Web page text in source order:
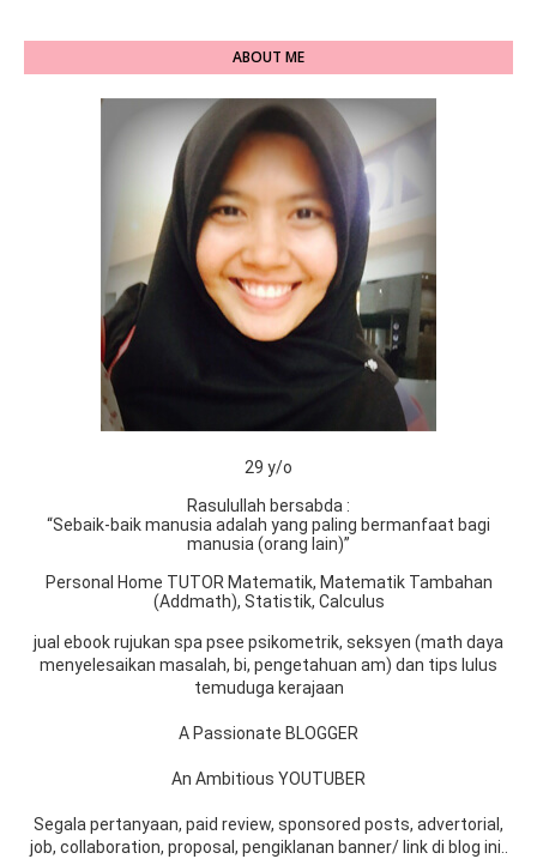
ABOUT ME
29 y/o
Rasulullah bersabda :
“Sebaik-baik manusia adalah yang paling bermanfaat bagi
manusia (orang lain)”
Personal Home TUTOR Matematik, Matematik Tambahan
(Addmath), Statistik, Calculus
jual ebook rujukan spa psee psikometrik, seksyen (math daya
menyelesaikan masalah, bi, pengetahuan am) dan tips lulus
temuduga kerajaan
A Passionate BLOGGER
An Ambitious YOUTUBER
Segala pertanyaan, paid review, sponsored posts, advertorial,
job, collaboration, proposal, pengiklanan banner/ link di blog ini..